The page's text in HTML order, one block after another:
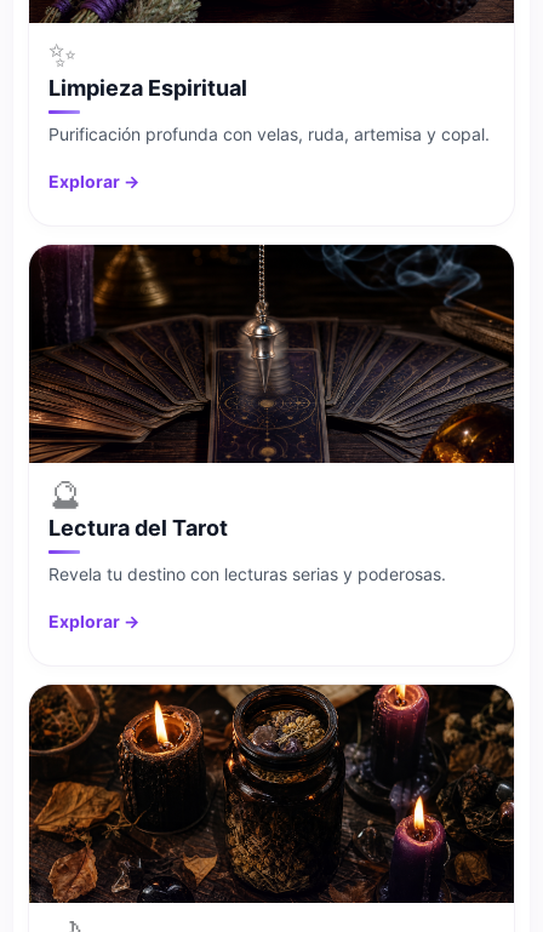
✨
Limpieza Espiritual
Purificación profunda con velas, ruda, artemisa y copal.
Explorar →
🔮
Lectura del Tarot
Revela tu destino con lecturas serias y poderosas.
Explorar →